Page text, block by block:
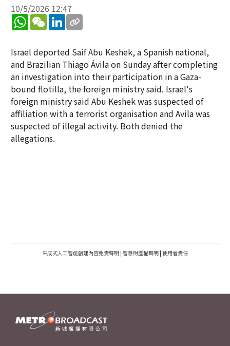
10/5/2026 12:47
WhatsApp
WeChatLinkedIn
Israel deported Saif Abu Keshek, a Spanish national,
and Brazilian Thiago Ávila on Sunday after completing
an investigation into their participation in a Gaza-
bound flotilla, the foreign ministry said. Israel's
foreign ministry said Abu Keshek was suspected of
affiliation with a terrorist organisation and Avila was
suspected of illegal activity. Both denied the
allegations.
生成式人工智能創建內容免責聲明 | 智慧財產權聲明 | 使用者責任